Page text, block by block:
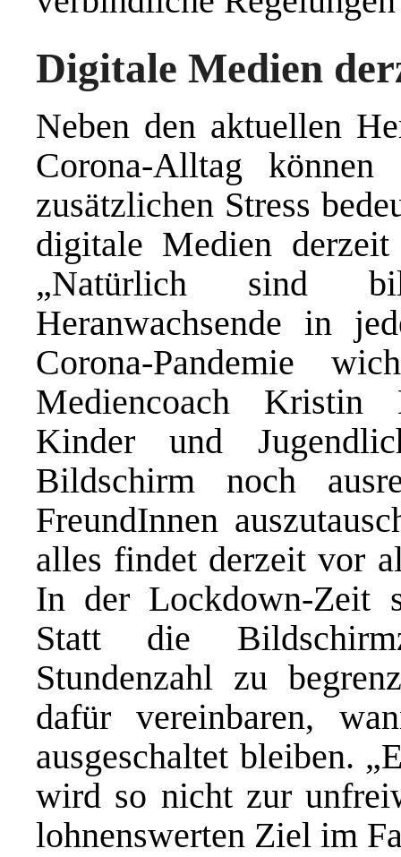
Digitale Medien
Neben den aktuellen
Corona-Alltag
zusätzlichen Stress
digitale Medien
„Natürlich sind
Heranwachsende in
Corona-Pandemie
Mediencoach Kristin
Kinder und
Bildschirm noch
FreundInnen
alles findet derzeit vor
In der Lockdown-Zeit
Statt die
Stundenzahl zu
dafür vereinbaren,
ausgeschaltet bleiben.
wird so nicht zur
lohnenswerten Ziel im